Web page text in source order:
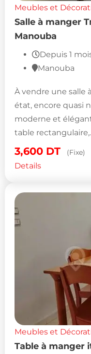
Meubles et
Salle à manger
Manouba
Depuis 1
Manouba
À vendre une salle
état, encore quasi
moderne et
table
3,600 DT (Fixe)
Details
Meubles et
Table à manger